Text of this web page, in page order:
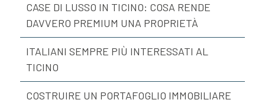
CASE DI LUSSO IN TICINO: COSA RENDE
DAVVERO PREMIUM UNA PROPRIETÀ
ITALIANI SEMPRE PIÙ INTERESSATI AL
TICINO
COSTRUIRE UN PORTAFOGLIO IMMOBILIARE